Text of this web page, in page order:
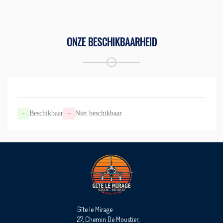
ONZE BESCHIKBAARHEID
- Beschikbaar - Niet beschikbaar
Gîte le Mirage
27, Chemin De Moustier,